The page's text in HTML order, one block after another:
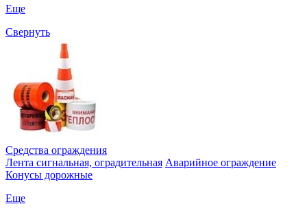
Еще
Свернуть
Средства ограждения
Лента сигнальная, оградительная Аварийное ограждение
Конусы дорожные
Еще